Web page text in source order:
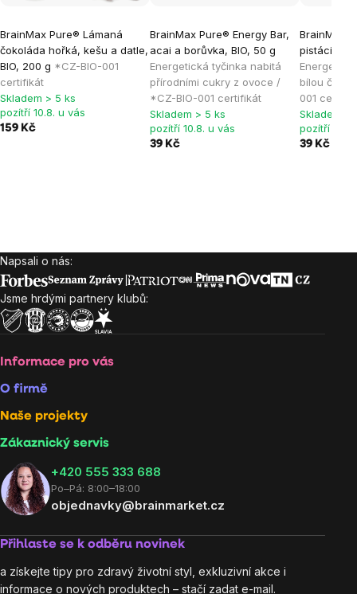
BrainMax Pure® Lámaná
čokoláda hořká, kešu a datle,
BIO, 200 g *CZ-BIO-001
certifikát
Skladem > 5 ks
pozítří 10.8. u vás
159 Kč
BrainMax Pure® Energy Bar,
acai a borůvka, BIO, 50 g
Energetická tyčinka nabitá
přírodními cukry z ovoce /
*CZ-BIO-001 certifikát
Skladem > 5 ks
pozítří 10.8. u vás
39 Kč
BrainMax
pistácie a
bílou
001
Skladem >
pozítří
39 Kč
Zápatí
Napsali o nás:
Jsme hrdými partnery klubů:
Informace pro vás
O firmě
Naše projekty
Zákaznický servis
‭+420 555 333 688
Po–Pá: 8:00–18:00
objednavky@brainmarket.cz
Přihlaste se k odběru novinek
a získejte tipy pro zdravý životní styl, exkluzivní akce i
informace o nových produktech – stačí zadat e-mail.